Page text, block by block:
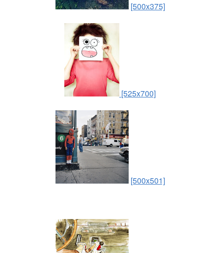
[500x375]
[525x700]
[500x501]